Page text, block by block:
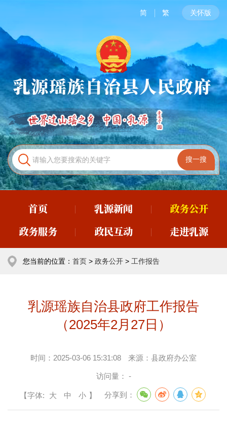
简 繁 关怀版
首页 乳源新闻
政务公开
政务服务
政民互动 走进乳源
您当前的位置： 首页 > 政务公开 > 工作报告
乳源瑶族自治县政府工作报告
（2025年2月27日）
时间： 2025-03-06 15:31:08 来源： 县政府办公室
访问量： -
【字体: 大 中 小 】 分享到：